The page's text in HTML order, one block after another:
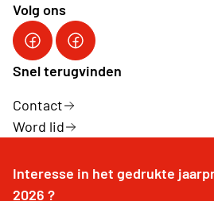
Volg ons
NEOS Bonheiden-Rijmenam
Neos Nationaal
Snel terugvinden
Contact
Word lid
Interesse in het gedrukte
2026 ?